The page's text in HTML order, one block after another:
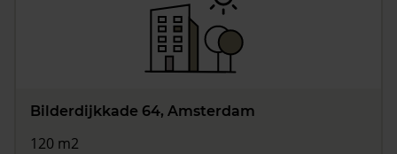
Bilderdijkkade 64, Amsterdam
120 m2